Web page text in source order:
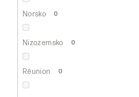
Norsko 0
Nizozemsko 0
Réunion 0